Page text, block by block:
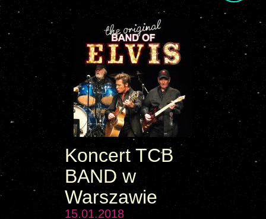
Koncert TCB
BAND w
Warszawie
15.01.2018